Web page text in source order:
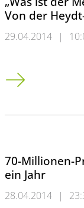
Von der
29.04.2014 |
„Was ist der
70-Millionen-
ein Jahr
28.04.2014 |